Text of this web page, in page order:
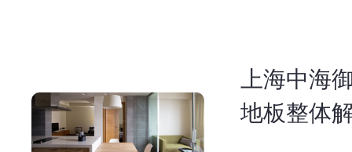
上海中海
地板整体